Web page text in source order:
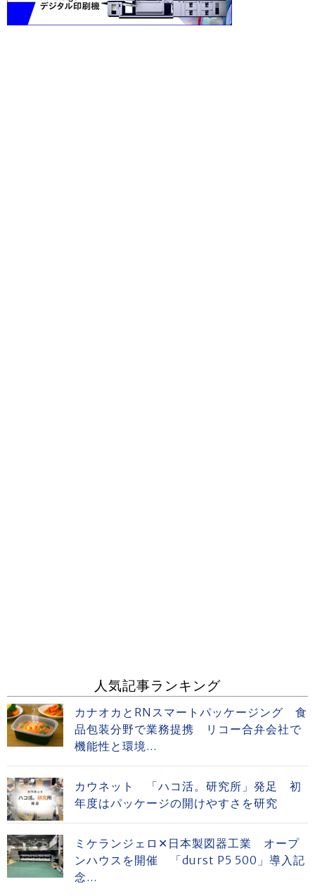
人気記事ランキング
カナオカとRNスマートパッケージング 食
品包装分野で業務提携 リコー合弁会社で
機能性と環境...
カウネット 「ハコ活。研究所」発足 初
年度はパッケージの開けやすさを研究
ミケランジェロ✕日本製図器工業 オープ
ンハウスを開催 「durst P5 500」導入記
念...